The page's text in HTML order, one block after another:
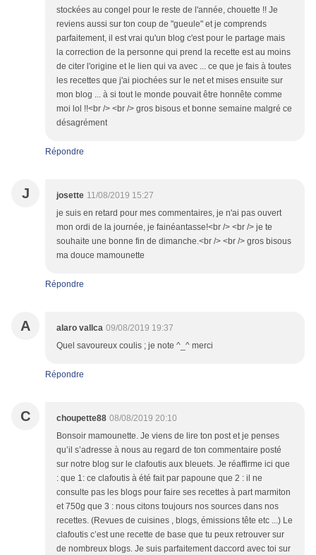
stockées au congel pour le reste de l'année, chouette !! Je
reviens aussi sur ton coup de "gueule" et je comprends
parfaitement, il est vrai qu'un blog c'est pour le partage mais
la correction de la personne qui prend la recette est au moins
de citer l'origine et le lien qui va avec ... ce que je fais à toutes
les recettes que j'ai piochées sur le net et mises ensuite sur
mon blog ... à si tout le monde pouvait être honnête comme
moi lol !!<br /> <br /> gros bisous et bonne semaine malgré ce
désagrément
Répondre
J josette 11/08/2019 15:27
je suis en retard pour mes commentaires, je n'ai pas ouvert
mon ordi de la journée, je fainéantasse!<br /> <br /> je te
souhaite une bonne fin de dimanche.<br /> <br /> gros bisous
ma douce mamounette
Répondre
A alaro vallca 09/08/2019 19:37
Quel savoureux coulis ; je note ^_^ merci
Répondre
C choupette88 08/08/2019 20:10
Bonsoir mamounette. Je viens de lire ton post et je penses
qu’il s’adresse à nous au regard de ton commentaire posté
sur notre blog sur le clafoutis aux bleuets. Je réaffirme ici que
: que 1: ce clafoutis à été fait par papoune que 2 : il ne
consulte pas les blogs pour faire ses recettes à part marmiton
et 750g que 3 : nous citons toujours nos sources dans nos
recettes. (Revues de cuisines , blogs, émissions tête etc ...) Le
clafoutis c’est une recette de base que tu peux retrouver sur
de nombreux blogs. Je suis parfaitement daccord avec toi sur